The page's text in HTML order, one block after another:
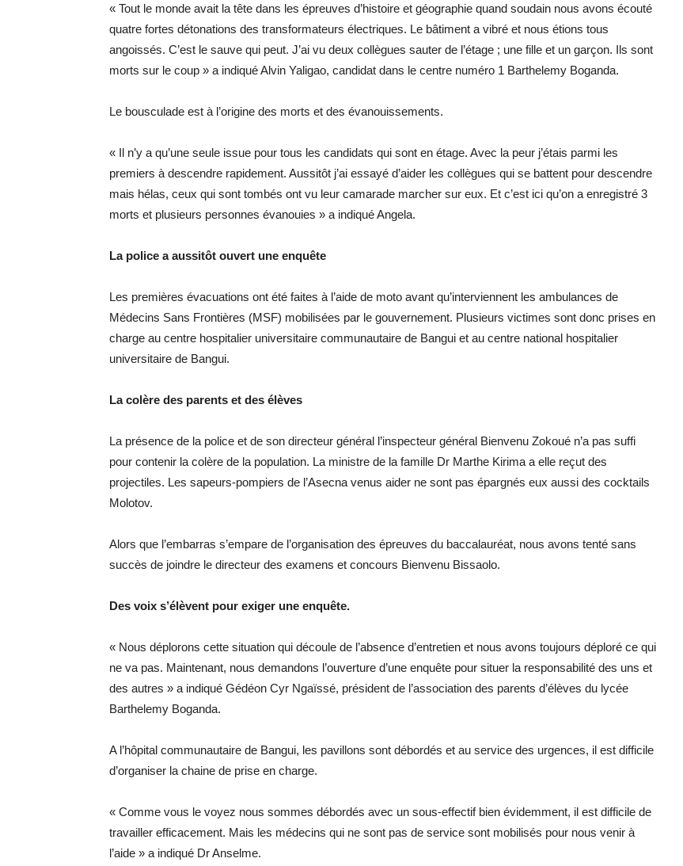
« Tout le monde avait la tête dans les épreuves d’histoire et géographie quand soudain nous avons écouté
quatre fortes détonations des transformateurs électriques. Le bâtiment a vibré et nous étions tous
angoissés. C’est le sauve qui peut. J’ai vu deux collègues sauter de l’étage ; une fille et un garçon. Ils sont
morts sur le coup » a indiqué Alvin Yaligao, candidat dans le centre numéro 1 Barthelemy Boganda.
Le bousculade est à l’origine des morts et des évanouissements.
« Il n’y a qu’une seule issue pour tous les candidats qui sont en étage. Avec la peur j’étais parmi les
premiers à descendre rapidement. Aussitôt j’ai essayé d’aider les collègues qui se battent pour descendre
mais hélas, ceux qui sont tombés ont vu leur camarade marcher sur eux. Et c’est ici qu’on a enregistré 3
morts et plusieurs personnes évanouies » a indiqué Angela.
La police a aussitôt ouvert une enquête
Les premières évacuations ont été faites à l’aide de moto avant qu’interviennent les ambulances de
Médecins Sans Frontières (MSF) mobilisées par le gouvernement. Plusieurs victimes sont donc prises en
charge au centre hospitalier universitaire communautaire de Bangui et au centre national hospitalier
universitaire de Bangui.
La colère des parents et des élèves
La présence de la police et de son directeur général l’inspecteur général Bienvenu Zokoué n’a pas suffi
pour contenir la colère de la population. La ministre de la famille Dr Marthe Kirima a elle reçut des
projectiles. Les sapeurs-pompiers de l’Asecna venus aider ne sont pas épargnés eux aussi des cocktails
Molotov.
Alors que l’embarras s’empare de l’organisation des épreuves du baccalauréat, nous avons tenté sans
succès de joindre le directeur des examens et concours Bienvenu Bissaolo.
Des voix s’élèvent pour exiger une enquête.
« Nous déplorons cette situation qui découle de l’absence d’entretien et nous avons toujours déploré ce qui
ne va pas. Maintenant, nous demandons l’ouverture d’une enquête pour situer la responsabilité des uns et
des autres » a indiqué Gédéon Cyr Ngaïssé, président de l’association des parents d’élèves du lycée
Barthelemy Boganda.
A l’hôpital communautaire de Bangui, les pavillons sont débordés et au service des urgences, il est difficile
d’organiser la chaine de prise en charge.
« Comme vous le voyez nous sommes débordés avec un sous-effectif bien évidemment, il est difficile de
travailler efficacement. Mais les médecins qui ne sont pas de service sont mobilisés pour nous venir à
l’aide » a indiqué Dr Anselme.